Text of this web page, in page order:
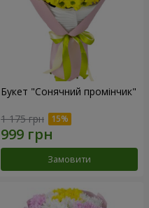
Букет "Сонячний промінчик"
1 175 грн
Замовити